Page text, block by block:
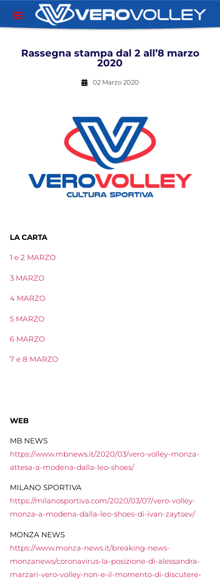
Rassegna stampa dal 2 all’8 marzo
2020
02 Marzo 2020
LA CARTA
1 e 2 MARZO
3 MARZO
4 MARZO
5 MARZO
6 MARZO
7 e 8 MARZO
WEB
MB NEWS
https://www.mbnews.it/2020/03/vero-volley-monza-
attesa-a-modena-dalla-leo-shoes/
MILANO SPORTIVA
https://milanosportiva.com/2020/03/07/vero-volley-
monza-a-modena-dalla-leo-shoes-di-ivan-zaytsev/
MONZA NEWS
https://www.monza-news.it/breaking-news-
monzanews/coronavirus-la-posizione-di-alessandra-
marzari-vero-volley-non-e-il-momento-di-discutere-